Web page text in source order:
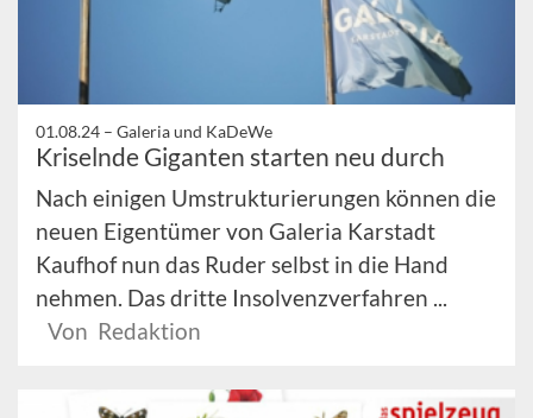
01.08.24 – Galeria und KaDeWe
Kriselnde Giganten starten neu durch
Nach einigen Umstrukturierungen können die
neuen Eigentümer von Galeria Karstadt
Kaufhof nun das Ruder selbst in die Hand
nehmen. Das dritte Insolvenzverfahren ...
Von Redaktion